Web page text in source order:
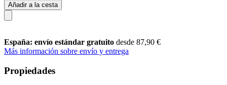
Añadir a la cesta
España: envío estándar gratuito desde 87,90 €
Más información sobre envío y entrega
Propiedades